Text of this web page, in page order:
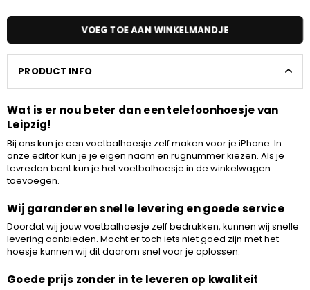
VOEG TOE AAN WINKELMANDJE
PRODUCT INFO
Wat is er nou beter dan een telefoonhoesje van
Leipzig!
Bij ons kun je een voetbalhoesje zelf maken voor je iPhone. In
onze editor kun je je eigen naam en rugnummer kiezen. Als je
tevreden bent kun je het voetbalhoesje in de winkelwagen
toevoegen.
Wij garanderen snelle levering en goede service
Doordat wij jouw voetbalhoesje zelf bedrukken, kunnen wij snelle
levering aanbieden. Mocht er toch iets niet goed zijn met het
hoesje kunnen wij dit daarom snel voor je oplossen.
Goede prijs zonder in te leveren op kwaliteit